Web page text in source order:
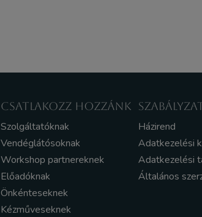
CSATLAKOZZ HOZZÁNK
Szolgáltatóknak
Vendéglátósoknak
Workshop partnereknek
Előadóknak
Önkénteseknek
Kézműveseknek
Házirend
Adatkezelési
Adatkezelési
Általános